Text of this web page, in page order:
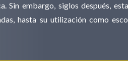
Sin embargo, siglos después,
hasta su utilización como